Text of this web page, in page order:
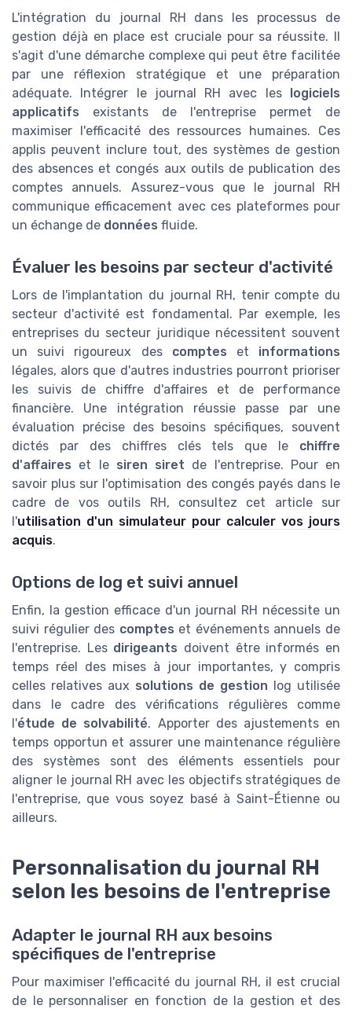
L'intégration du journal RH dans les processus de
gestion déjà en place est cruciale pour sa réussite. Il
s'agit d'une démarche complexe qui peut être facilitée
par une réflexion stratégique et une préparation
adéquate. Intégrer le journal RH avec les logiciels
applicatifs existants de l'entreprise permet de
maximiser l'efficacité des ressources humaines. Ces
applis peuvent inclure tout, des systèmes de gestion
des absences et congés aux outils de publication des
comptes annuels. Assurez-vous que le journal RH
communique efficacement avec ces plateformes pour
un échange de données fluide.
Évaluer les besoins par secteur d'activité
Lors de l'implantation du journal RH, tenir compte du
secteur d'activité est fondamental. Par exemple, les
entreprises du secteur juridique nécessitent souvent
un suivi rigoureux des comptes et informations
légales, alors que d'autres industries pourront prioriser
les suivis de chiffre d'affaires et de performance
financière. Une intégration réussie passe par une
évaluation précise des besoins spécifiques, souvent
dictés par des chiffres clés tels que le chiffre
d'affaires et le siren siret de l'entreprise. Pour en
savoir plus sur l'optimisation des congés payés dans le
cadre de vos outils RH, consultez cet article sur
l'utilisation d'un simulateur pour calculer vos jours
acquis.
Options de log et suivi annuel
Enfin, la gestion efficace d'un journal RH nécessite un
suivi régulier des comptes et événements annuels de
l'entreprise. Les dirigeants doivent être informés en
temps réel des mises à jour importantes, y compris
celles relatives aux solutions de gestion log utilisée
dans le cadre des vérifications régulières comme
l'étude de solvabilité. Apporter des ajustements en
temps opportun et assurer une maintenance régulière
des systèmes sont des éléments essentiels pour
aligner le journal RH avec les objectifs stratégiques de
l'entreprise, que vous soyez basé à Saint-Étienne ou
ailleurs.
Personnalisation du journal RH
selon les besoins de l'entreprise
Adapter le journal RH aux besoins
spécifiques de l'entreprise
Pour maximiser l'efficacité du journal RH, il est crucial
de le personnaliser en fonction de la gestion et des